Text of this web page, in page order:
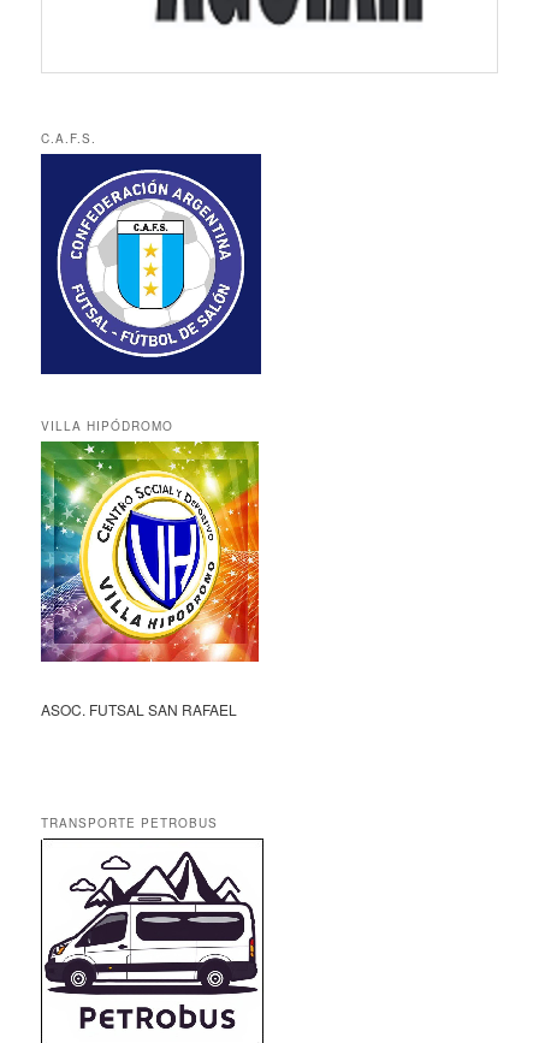
C.A.F.S.
VILLA HIPÓDROMO
ASOC. FUTSAL SAN RAFAEL
TRANSPORTE PETROBUS